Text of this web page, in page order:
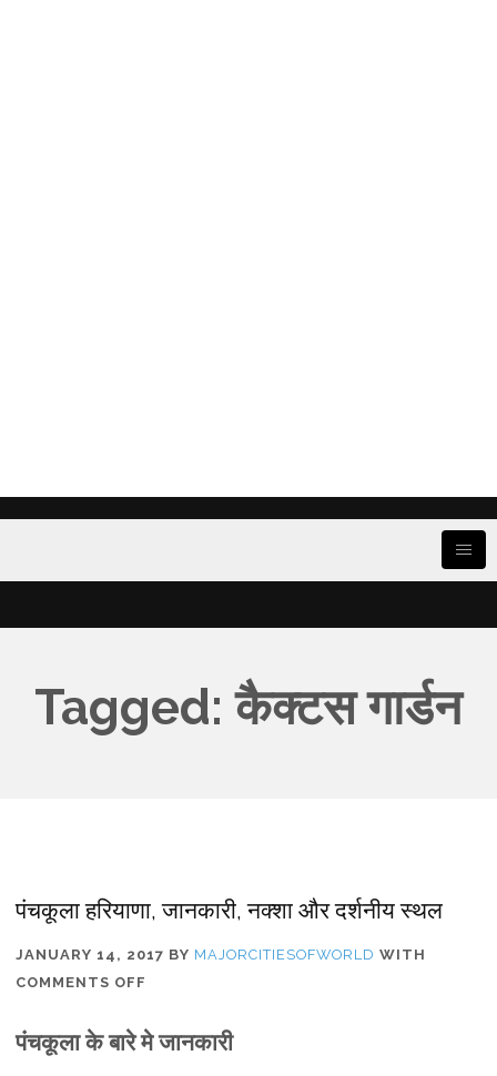
Tagged: कैक्टस गार्डन
पंचकूला हरियाणा, जानकारी, नक्शा और दर्शनीय स्थल
JANUARY 14, 2017 BY MAJORCITIESOFWORLD WITH
COMMENTS OFF
हरियाणा,
पंचकूला के बारे मे जानकारी